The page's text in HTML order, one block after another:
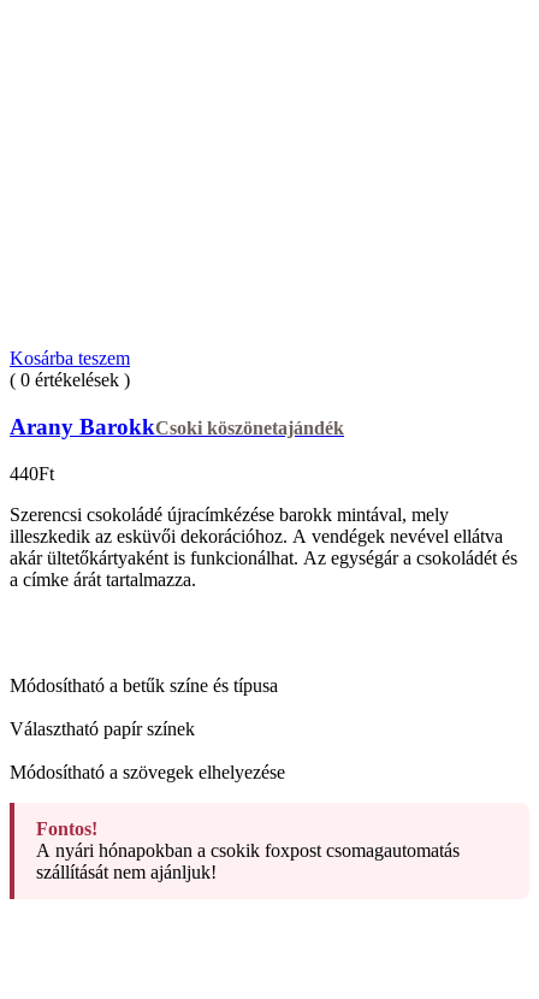
Kosárba teszem
( 0 értékelések )
Arany BarokkCsoki köszönetajándék
440Ft
Szerencsi csokoládé újracímkézése barokk mintával, mely
illeszkedik az esküvői dekorációhoz. A vendégek nevével ellátva
akár ültetőkártyaként is funkcionálhat. Az egységár a csokoládét és
a címke árát tartalmazza.
Módosítható a betűk színe és típusa
Választható papír színek
Módosítható a szövegek elhelyezése
Fontos!
A nyári hónapokban a csokik foxpost csomagautomatás
szállítását nem ajánljuk!